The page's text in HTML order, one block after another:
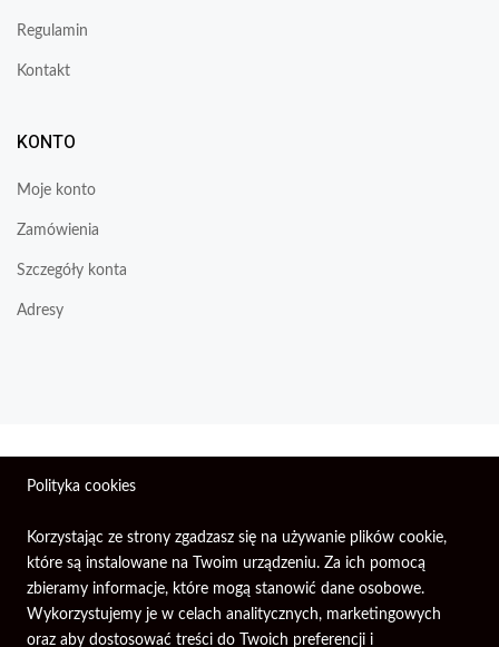
Regulamin
Kontakt
KONTO
Moje konto
Zamówienia
Szczegóły konta
Adresy
Wszelkie prawa zastrzeżone © 2026 | Firma Elektroniczna
Polityka cookies
Korzystając ze strony zgadzasz się na używanie plików cookie,
które są instalowane na Twoim urządzeniu. Za ich pomocą
zbieramy informacje, które mogą stanowić dane osobowe.
Wykorzystujemy je w celach analitycznych, marketingowych
oraz aby dostosować treści do Twoich preferencji i